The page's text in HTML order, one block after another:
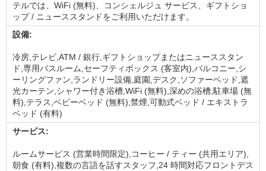
テルでは、WiFi (無料)、コンシェルジュ サービス、ギフトショ
ップ / ニューススタンドをご利用いただけます。
設備:
冷房,テレビ,ATM / 銀行,ギフトショップまたはニューススタン
ド,専用バスルーム,セーフティボックス (客室内),バルコニー,シ
ーリングファン,ランドリー設備,庭園,デスク,ソファーベッド,遮
光カーテン,シャワー付き浴槽,WiFi (無料),深めの浴槽,駐車場 (無
料),テラス,ベビーベッド (無料),禁煙,可動式ベッド / エキストラ
ベッド (有料)
サービス:
ルームサービス (営業時間限定),コーヒー / ティー (共用エリア),
朝食 (有料),複数の言語を話すスタッフ,24 時間対応フロントデス